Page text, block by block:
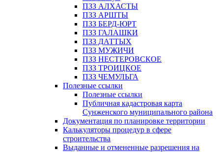
ПЗЗ АЛХАСТЫ
ПЗЗ АРШТЫ
ПЗЗ БЕРД-ЮРТ
ПЗЗ ГАЛАШКИ
ПЗЗ ДАТТЫХ
ПЗЗ МУЖИЧИ
ПЗЗ НЕСТЕРОВСКОЕ
ПЗЗ ТРОИЦКОЕ
ПЗЗ ЧЕМУЛЬГА
Полезные ссылки
Полезные ссылки
Публичная кадастровая карта
Сунженского муниципального района
Документация по планировке территории
Калькуляторы процедур в сфере
строительства
Выданные и отмененные разрешения на